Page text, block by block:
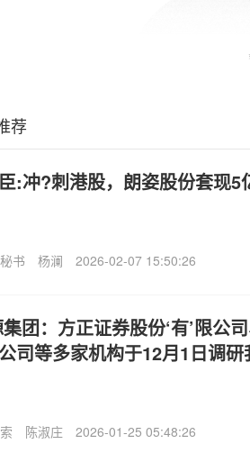
荐
:冲?刺港股，朗姿股份套现5
书 杨澜 2026-02-07 15:50:26
团：方正证券股份‘有’限公
司等多家机构于12月1日调研
陈淑庄 2026-01-25 05:48:26